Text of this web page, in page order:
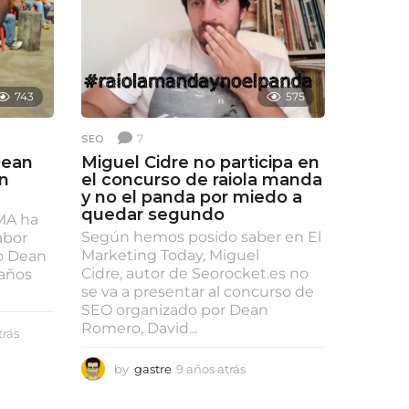
r
á
s
743
ha
Dean
575
SEO 7
Miguel Cidre no participa en
el concurso de raiola manda
y no el panda por miedo a
quedar segundo
Según hemos posido saber en El
Marketing Today, Miguel
Cidre, autor de Seorocket.es no
se va a presentar al concurso de
SEO organizado por Dean
Romero, David...
by gastre 9 años atrás6